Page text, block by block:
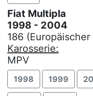
Fiat Multipla
1998 - 2004
186
Karosserie:
MPV
1998 1999